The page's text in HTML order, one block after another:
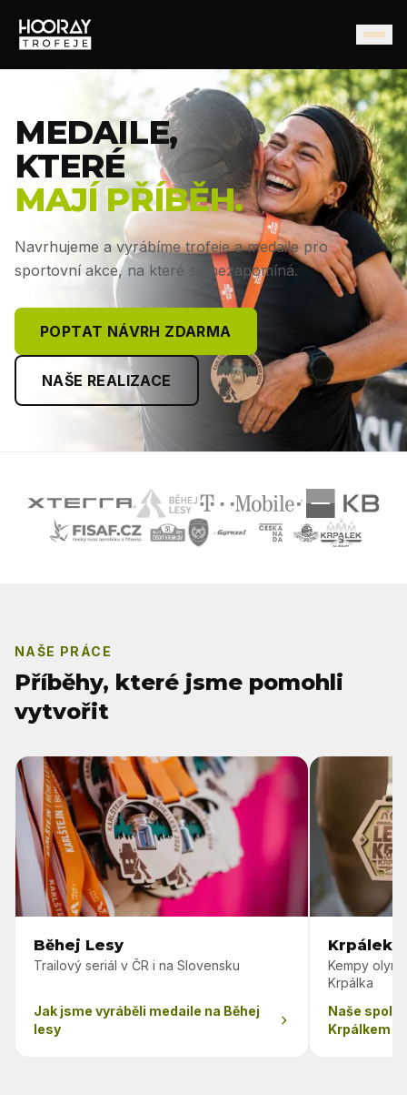
MEDAILE,
KTERÉ
MAJÍ PŘÍBĚH.
Navrhujeme a vyrábíme trofeje a medaile pro
sportovní akce, na které se nezapomíná.
POPTAT NÁVRH ZDARMA
NAŠE REALIZACE
NAŠE PRÁCE
Příběhy, které jsme pomohli
vytvořit
Běhej Lesy
Trailový seriál v ČR i na Slovensku
Jak jsme vyráběli medaile na Běhej
lesy
Krpálek
Kempy
Krpálka
Naše
Krpálkem